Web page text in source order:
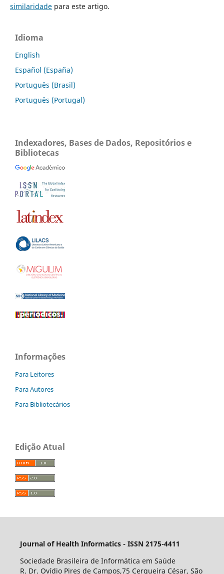
similaridadepara este artigo.
Idioma
English
Español (España)
Português (Brasil)
Português (Portugal)
Indexadores, Bases de Dados, Repositórios e
Bibliotecas
Informações
Para Leitores
Para Autores
Para Bibliotecários
Edição Atual
Journal of Health Informatics - ISSN 2175-4411
Sociedade Brasileira de Informática em Saúde
R. Dr. Ovídio Pires de Campos,75 Cerqueira César, São